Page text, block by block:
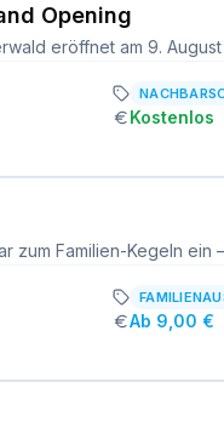
Opening
Kostenlos
Ab 9,00 €